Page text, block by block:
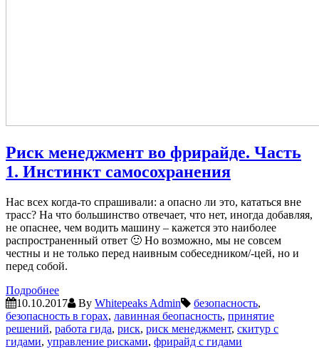
Риск менеджмент во фрирайде. Часть
1. Инстинкт самосохранения
Нас всех когда-то спрашивали: а опасно ли это, кататься вне
трасс? На что большинство отвечает, что нет, иногда добавляя,
не опаснее, чем водить машину – кажется это наиболее
распространенный ответ 🙂 Но возможно, мы не совсем
честны и не только перед наивным собеседником/-цей, но и
перед собой.
Подробнее
10.10.2017
By Whitepeaks Admin безопасность,
безопасность в горах, лавинная беопасность, принятие
решений, работа гида, риск, риск менеджмент, скитур с
гидами, управление рисками, фрирайд с гидами